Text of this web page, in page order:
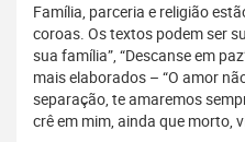
Família, parceria e religião
coroas. Os textos podem ser
sua família”, “Descanse em
mais elaborados – “O amor
separação, te amaremos
crê em mim, ainda que morto,